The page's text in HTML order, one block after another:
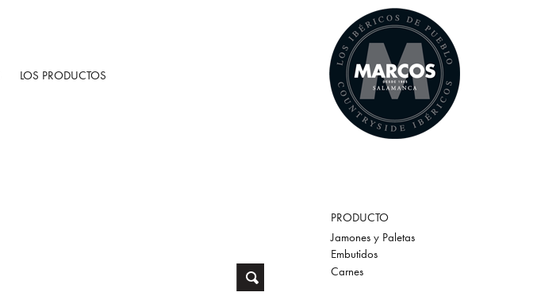
LOS PRODUCTOS
PRODUCTO
Jamones y Paletas
Embutidos
Carnes